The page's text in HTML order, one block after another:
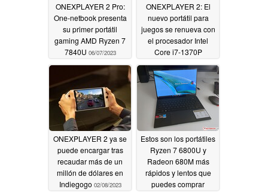
ONEXPLAYER 2 Pro:
One-netbook presenta
su primer portátil
gaming AMD Ryzen 7
7840U 06/07/2023
ONEXPLAYER 2: El
nuevo portátil para
juegos se renueva con
el procesador Intel
Core i7-1370P
04/05/2023
ONEXPLAYER 2 ya se
puede encargar tras
recaudar más de un
millón de dólares en
Indiegogo 02/08/2023
Estos son los portátiles
Ryzen 7 6800U y
Radeon 680M más
rápidos y lentos que
puedes comprar